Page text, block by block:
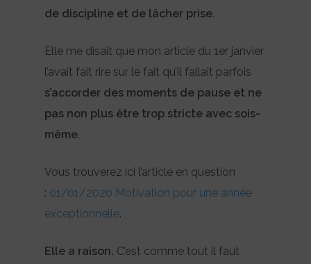
de discipline et de lâcher prise.
Elle me disait que mon article du 1er janvier
l’avait fait rire sur le fait qu’il fallait parfois
s’accorder des moments de pause et ne
pas non plus être trop stricte avec sois-
même.
Vous trouverez ici l’article en question
: 01/01/2020 Motivation pour une année
exceptionnelle.
Elle a raison. C’est comme tout il faut